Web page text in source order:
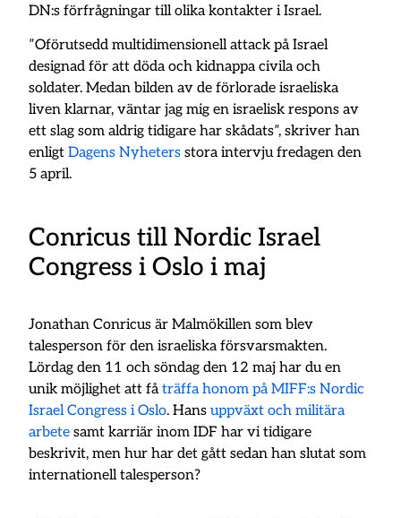
DN:s förfrågningar till olika kontakter i Israel.
”Oförutsedd multidimensionell attack på Israel
designad för att döda och kidnappa civila och
soldater. Medan bilden av de förlorade israeliska
liven klarnar, väntar jag mig en israelisk respons av
ett slag som aldrig tidigare har skådats”, skriver han
enligtDagens Nyheters stora intervju fredagen den
5 april.
Conricus till Nordic Israel
Congress i Oslo i maj
Jonathan Conricus är Malmökillen som blev
talesperson för den israeliska försvarsmakten.
Lördag den 11 och söndag den 12 maj har du en
unik möjlighet att fåträffa honom på MIFF:s Nordic
Israel Congress i Oslo. Hansuppväxt och militära
arbete samt karriär inom IDF har vi tidigare
beskrivit, men hur har det gått sedan han slutat som
internationell talesperson?